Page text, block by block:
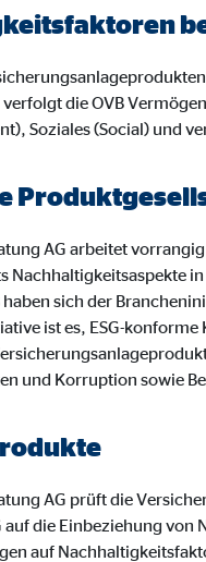
die OVB
Soziales (Social) und
AG arbeitet
Nachhaltigkeitsaspekte
sich der
ist es, ESG-
und Korruption sowie
AG prüft die
die Einbeziehung
auf
24 Monate
Expert Systems AG
provenexpert
Darstellung des
30 Tage
vimeoplayer
Einbinden von Videos